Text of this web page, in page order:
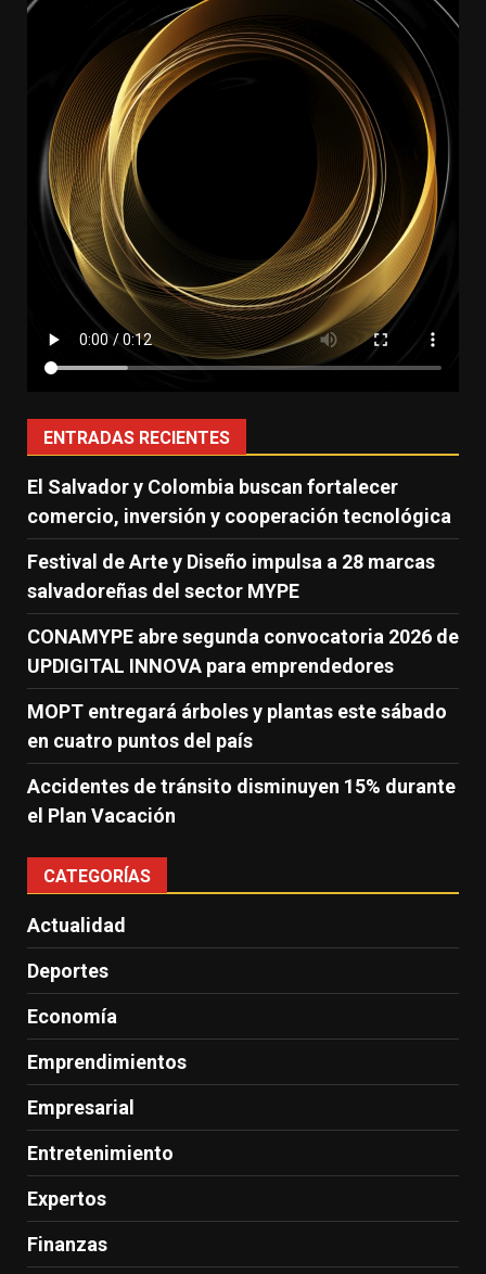
ENTRADAS RECIENTES
El Salvador y Colombia buscan fortalecer
comercio, inversión y cooperación tecnológica
Festival de Arte y Diseño impulsa a 28 marcas
salvadoreñas del sector MYPE
CONAMYPE abre segunda convocatoria 2026 de
UPDIGITAL INNOVA para emprendedores
MOPT entregará árboles y plantas este sábado
en cuatro puntos del país
Accidentes de tránsito disminuyen 15% durante
el Plan Vacación
CATEGORÍAS
Actualidad
Deportes
Economía
Emprendimientos
Empresarial
Entretenimiento
Expertos
Finanzas